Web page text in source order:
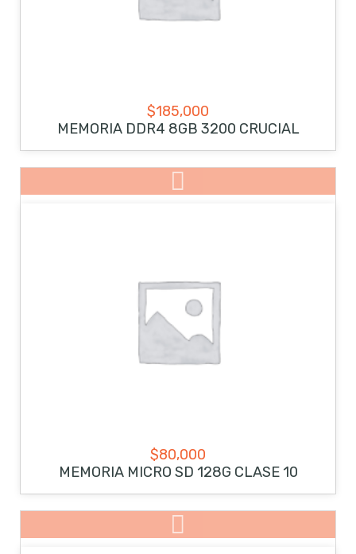
$185,000
MEMORIA DDR4 8GB 3200 CRUCIAL
$80,000
MEMORIA MICRO SD 128G CLASE 10